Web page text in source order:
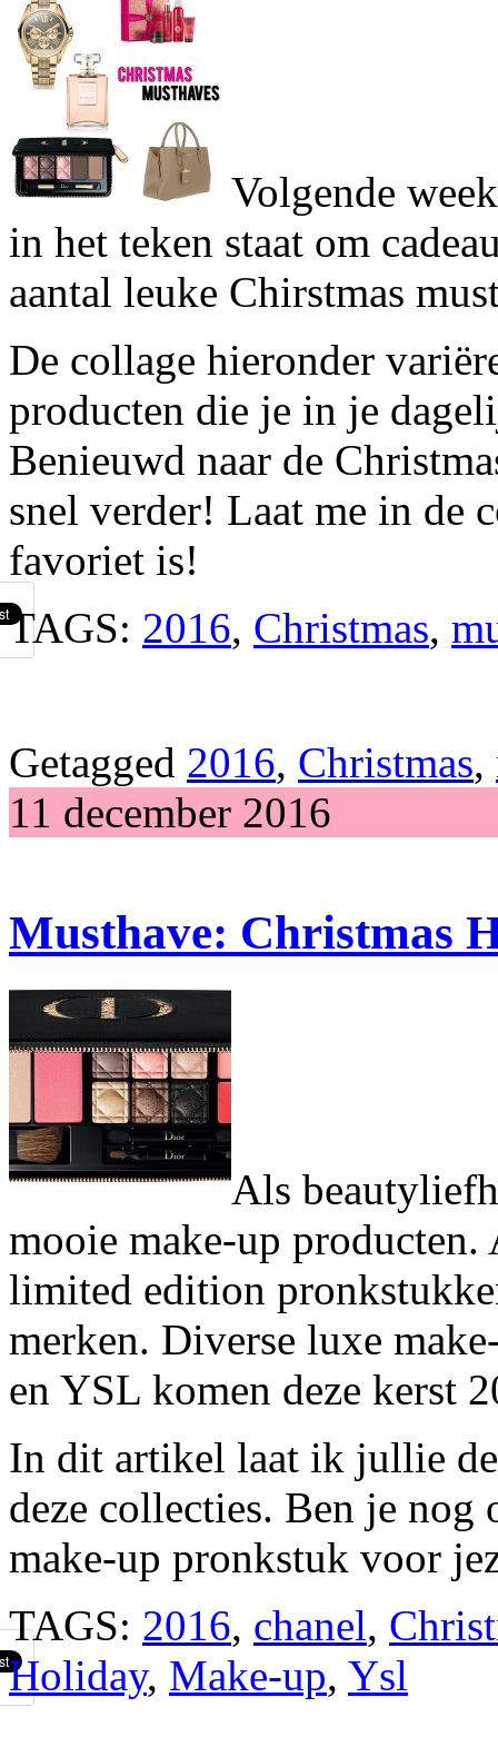
Volgende
in het teken staat om
aantal leuke Chirstmas
De collage hieronder
producten die je in je
Benieuwd naar de
snel verder! Laat me in de
favoriet is!
TAGS: 2016, Christmas,
Getagged 2016, Christmas,
11 december 2016
Musthave: Christmas
Als
mooie make-up
limited edition
merken. Diverse luxe
en YSL komen deze kerst
In dit artikel laat ik jullie
deze collecties. Ben je nog
make-up pronkstuk voor
TAGS: 2016, chanel,
Holiday, Make-up, Ysl